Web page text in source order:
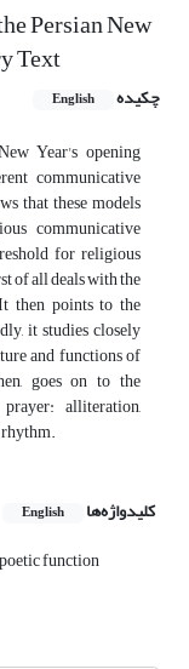
Persian New
Text
چکیده English
Year's opening
communicative
that these models
communicative
for religious
of all deals with the
then points to the
it studies closely
and functions of
goes on to the
alliteration,
rhythm.
کلیدواژه‌ها English
poetic function